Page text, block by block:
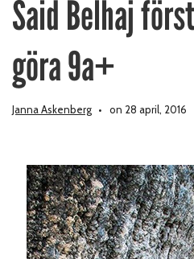
Said Belhaj
göra 9a+
Janna Askenberg on 28 april, 2016